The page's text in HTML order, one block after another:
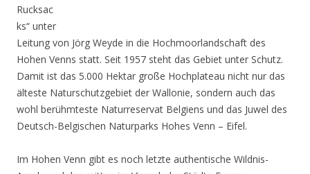
Rucksac
ks“ unter
Leitung von Jörg Weyde in die Hochmoorlandschaft des
Hohen Venns statt. Seit 1957 steht das Gebiet unter Schutz.
Damit ist das 5.000 Hektar große Hochplateau nicht nur das
älteste Naturschutzgebiet der Wallonie, sondern auch das
wohl berühmteste Naturreservat Belgiens und das Juwel des
Deutsch-Belgischen Naturparks Hohes Venn – Eifel.
Im Hohen Venn gibt es noch letzte authentische Wildnis-